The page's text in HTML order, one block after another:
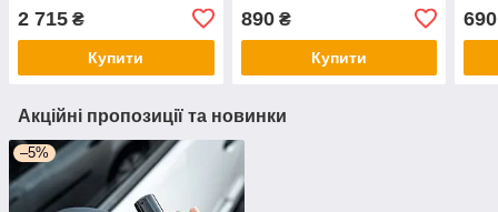
2 715 ₴
Купити
890₴
Купити
690
Акційні пропозиції та новинки
–5%